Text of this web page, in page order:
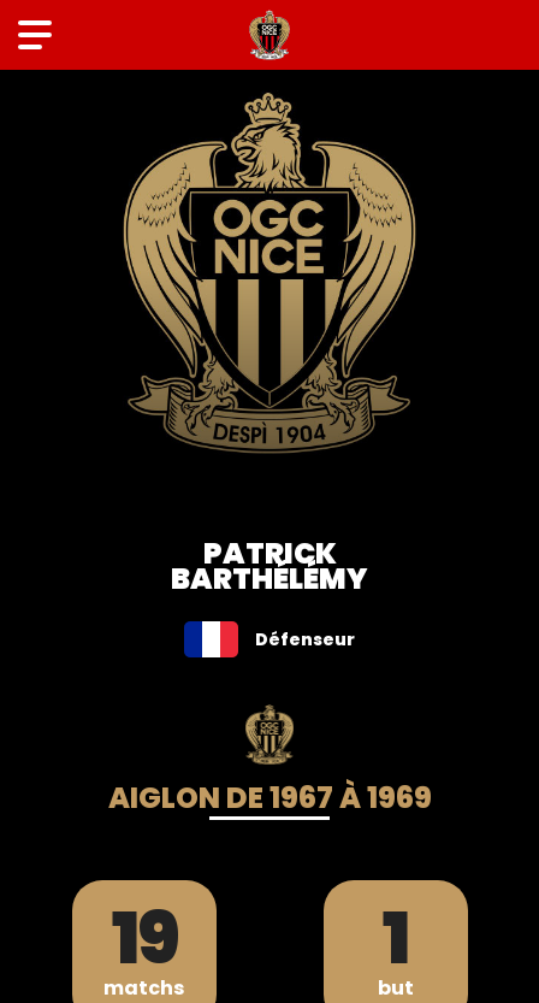
PATRICK
BARTHÉLÉMY
Défenseur
AIGLON DE 1967 À 1969
19
matchs 1
but